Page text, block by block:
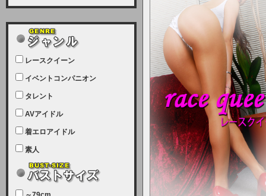
【サーバーメンテナンス実施につい
12月21日（日曜日）午前9：00か
ら午前11：00（予定）でサーバー
メンテナンスを実施します。ユーザ
ー様にはご迷惑をおかけしますがご
理解いただけます様、宜しくお願い
致します。
2025-07-05 (土)
【サーバーメンテナンス完了のお知
本日、サーバーメンテナンスのため
ユーザー様には大変ご迷惑をおかけ
しました。無事、メンテナンスが完
レースクイーン
イベントコンパニオン
タレント
AVアイドル
着エロアイドル
素人